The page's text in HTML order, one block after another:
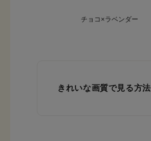
チョコ×ラベンダー
きれいな画質で見る方法